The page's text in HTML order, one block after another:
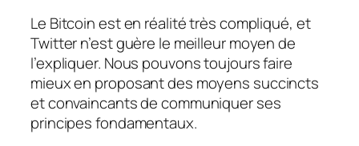
Le Bitcoin est en réalité très compliqué, et
Twitter n’est guère le meilleur moyen de
l’expliquer. Nous pouvons toujours faire
mieux en proposant des moyens succincts
et convaincants de communiquer ses
principes fondamentaux.